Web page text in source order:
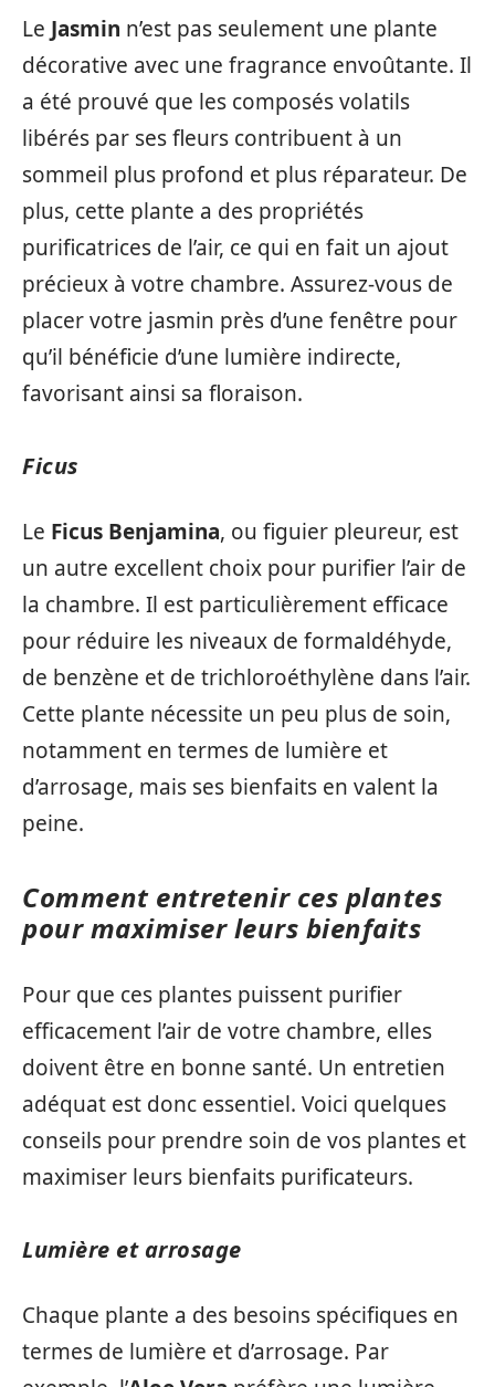
Le Jasmin n’est pas seulement une plante
décorative avec une fragrance envoûtante. Il
a été prouvé que les composés volatils
libérés par ses fleurs contribuent à un
sommeil plus profond et plus réparateur. De
plus, cette plante a des propriétés
purificatrices de l’air, ce qui en fait un ajout
précieux à votre chambre. Assurez-vous de
placer votre jasmin près d’une fenêtre pour
qu’il bénéficie d’une lumière indirecte,
favorisant ainsi sa floraison.
Ficus
Le Ficus Benjamina, ou figuier pleureur, est
un autre excellent choix pour purifier l’air de
la chambre. Il est particulièrement efficace
pour réduire les niveaux de formaldéhyde,
de benzène et de trichloroéthylène dans l’air.
Cette plante nécessite un peu plus de soin,
notamment en termes de lumière et
d’arrosage, mais ses bienfaits en valent la
peine.
Comment entretenir ces plantes
pour maximiser leurs bienfaits
Pour que ces plantes puissent purifier
efficacement l’air de votre chambre, elles
doivent être en bonne santé. Un entretien
adéquat est donc essentiel. Voici quelques
conseils pour prendre soin de vos plantes et
maximiser leurs bienfaits purificateurs.
Lumière et arrosage
Chaque plante a des besoins spécifiques en
termes de lumière et d’arrosage. Par